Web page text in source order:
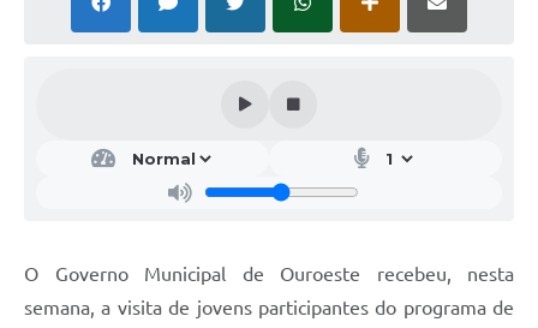
O Governo Municipal de Ouroeste recebeu, nesta
semana, a visita de jovens participantes do programa de